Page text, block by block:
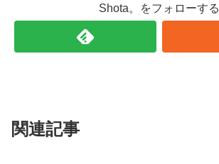
Shota。をフォローする
関連記事